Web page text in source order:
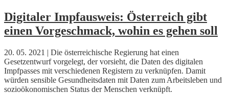
Digitaler Impfausweis: Österreich gibt
einen Vorgeschmack, wohin es gehen soll
20. 05. 2021 | Die österreichische Regierung hat einen
Gesetzentwurf vorgelegt, der vorsieht, die Daten des digitalen
Impfpasses mit verschiedenen Registern zu verknüpfen. Damit
würden sensible Gesundheitsdaten mit Daten zum Arbeitsleben und
sozioökonomischen Status der Menschen verknüpft.